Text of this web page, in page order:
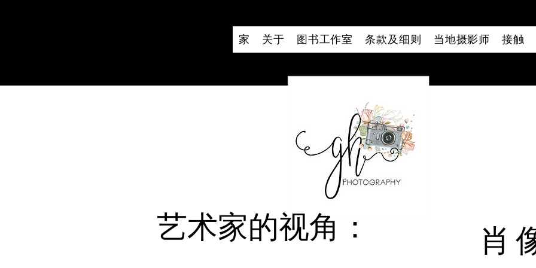
家 关于 图书工作室 条款及细则 当地摄影师 接触
肖
艺术家的视角：